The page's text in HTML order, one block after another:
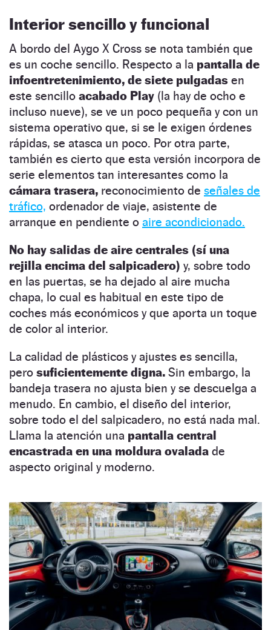
Interior sencillo y funcional
A bordo del Aygo X Cross se nota también que
es un coche sencillo. Respecto a la pantalla de
infoentretenimiento, de siete pulgadas en
este sencillo acabado Play (la hay de ocho e
incluso nueve), se ve un poco pequeña y con un
sistema operativo que, si se le exigen órdenes
rápidas, se atasca un poco. Por otra parte,
también es cierto que esta versión incorpora de
serie elementos tan interesantes como la
cámara trasera, reconocimiento de señales de
tráfico, ordenador de viaje, asistente de
arranque en pendiente o aire acondicionado.
No hay salidas de aire centrales (sí una
rejilla encima del salpicadero) y, sobre todo
en las puertas, se ha dejado al aire mucha
chapa, lo cual es habitual en este tipo de
coches más económicos y que aporta un toque
de color al interior.
La calidad de plásticos y ajustes es sencilla,
pero suficientemente digna. Sin embargo, la
bandeja trasera no ajusta bien y se descuelga a
menudo. En cambio, el diseño del interior,
sobre todo el del salpicadero, no está nada mal.
Llama la atención una pantalla central
encastrada en una moldura ovalada de
aspecto original y moderno.